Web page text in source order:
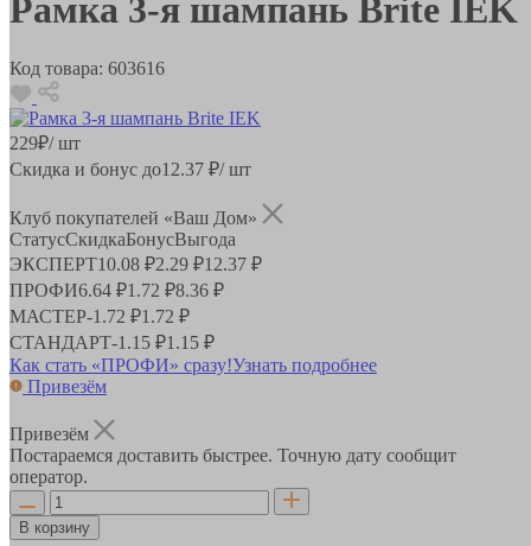
Рамка 3-я шампань Brite IEK
Код товара: 603616
229₽/ шт
Скидка и бонус до12.37 ₽/ шт
Клуб покупателей «Ваш Дом»
СтатусСкидкаБонусВыгода
ЭКСПЕРТ10.08 ₽2.29 ₽12.37 ₽
ПРОФИ6.64 ₽1.72 ₽8.36 ₽
МАСТЕР-1.72 ₽1.72 ₽
СТАНДАРТ-1.15 ₽1.15 ₽
Как стать «ПРОФИ» сразу!Узнать подробнее
Привезём
Привезём
Постараемся доставить быстрее. Точную дату сообщит
оператор.
В корзину